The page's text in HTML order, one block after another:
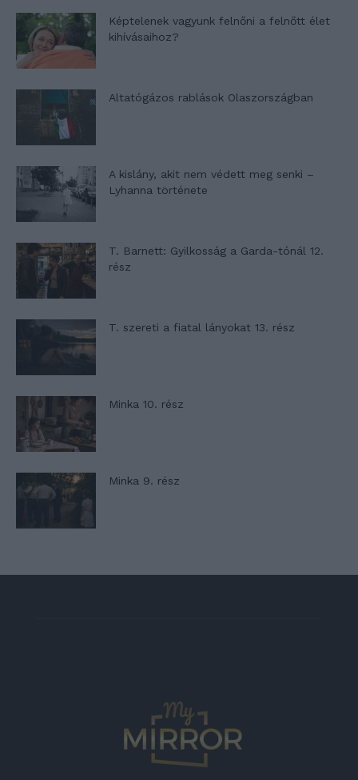
Képtelenek vagyunk felnőni a felnőtt élet
kihívásaihoz?
Altatógázos rablások Olaszországban
A kislány, akit nem védett meg senki –
Lyhanna története
T. Barnett: Gyilkosság a Garda-tónál 12.
rész
T. szereti a fiatal lányokat 13. rész
Minka 10. rész
Minka 9. rész